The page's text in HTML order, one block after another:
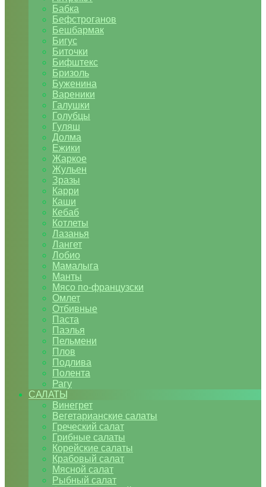
Бабка
Бефстроганов
Бешбармак
Бигус
Биточки
Бифштекс
Бризоль
Буженина
Вареники
Галушки
Голубцы
Гуляш
Долма
Ежики
Жаркое
Жульен
Зразы
Карри
Каши
Кебаб
Котлеты
Лазанья
Лангет
Лобио
Мамалыга
Манты
Мясо по-французски
Омлет
Отбивные
Паста
Паэлья
Пельмени
Плов
Подлива
Полента
Рагу
САЛАТЫ
Винегрет
Вегетарианские салаты
Греческий салат
Грибные салаты
Корейские салаты
Крабовый салат
Мясной салат
Рыбный салат